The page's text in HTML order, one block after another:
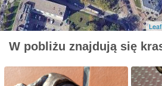
W pobliżu znajdują się